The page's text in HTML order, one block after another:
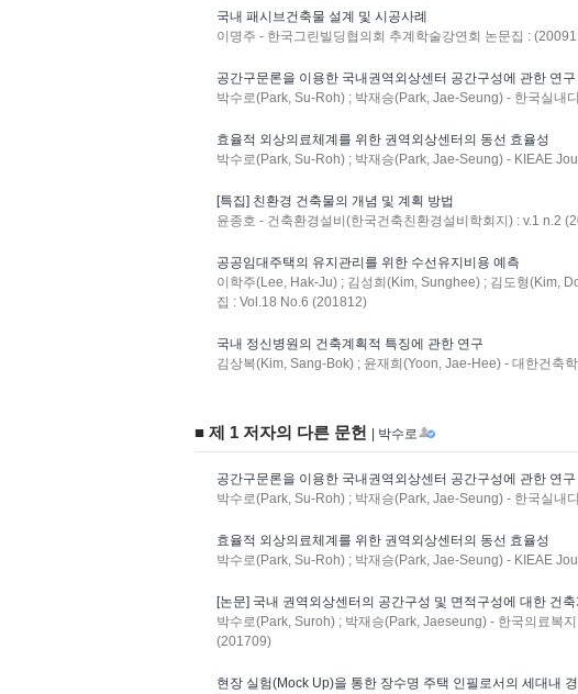
국내 패시브건축물 설계 및 시공사례
이명주 - 한국그린빌딩협의회 추계학술강연회 논문집 :
공간구문론을 이용한 국내권역외상센터 공간구성에 관한 연구
박수로(Park, Su-Roh) ; 박재승(Park, Jae-Seung) - 한국실내
효율적 외상의료체계를 위한 권역외상센터의 동선 효율성
박수로(Park, Su-Roh) ; 박재승(Park, Jae-Seung) - KIEAE
[특집] 친환경 건축물의 개념 및 계획 방법
윤종호 - 건축환경설비(한국건축친환경설비학회지) : v.1 n.2
공공임대주택의 유지관리를 위한 수선유지비용 예측
이학주(Lee, Hak-Ju) ; 김성희(Kim, Sunghee) ; 김도형(Kim,
집 : Vol.18 No.6 (201812)
국내 정신병원의 건축계획적 특징에 관한 연구
김상복(Kim, Sang-Bok) ; 윤재희(Yoon, Jae-Hee) - 대한건축
■ 제 1 저자의 다른 문헌 | 박수로
공간구문론을 이용한 국내권역외상센터 공간구성에 관한 연구
박수로(Park, Su-Roh) ; 박재승(Park, Jae-Seung) - 한국실내
효율적 외상의료체계를 위한 권역외상센터의 동선 효율성
박수로(Park, Su-Roh) ; 박재승(Park, Jae-Seung) - KIEAE
[논문] 국내 권역외상센터의 공간구성 및 면적구성에 대한 건
박수로(Park, Suroh) ; 박재승(Park, Jaeseung) - 한국의료복
(201709)
현장 실험(Mock Up)을 통한 장수명 주택 인필로서의 세대내